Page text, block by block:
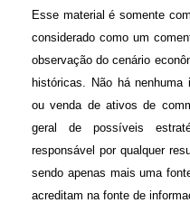
Esse material é somente
considerado como um
observação do cenário
históricas. Não há
ou venda de ativos de
geral de possíveis
responsável por qualquer
sendo apenas mais uma
acreditam na fonte de